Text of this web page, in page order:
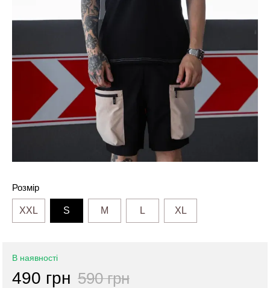
Розмір
XXL S M L XL
В наявності
490 грн 590 грн